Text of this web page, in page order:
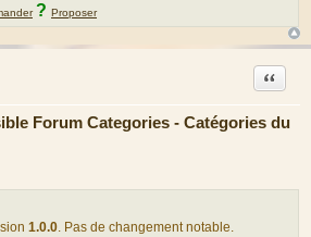
? Proposer
Forum Categories - Catégories du
Citation
1.0.0. Pas de changement notable.